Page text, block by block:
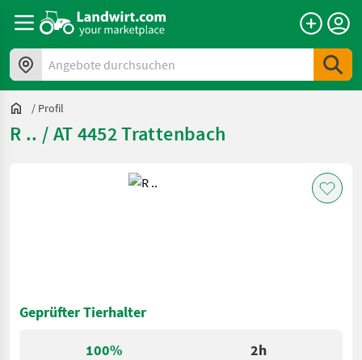
Angebote durchsuchen
/ Profil
R .. / AT 4452 Trattenbach
Geprüfter Tierhalter
100% 2h